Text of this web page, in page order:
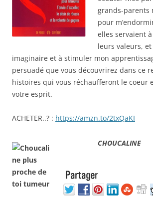
grands-parents
pour
elles servaient
leurs valeurs,
imaginaire et à stimuler mon
persuadé que vous découvrirez dans ce
histoires qui vous réchaufferont le coeur
votre esprit.
ACHETER..? : https://amzn.to/2txQaKI
CHOUCALINE